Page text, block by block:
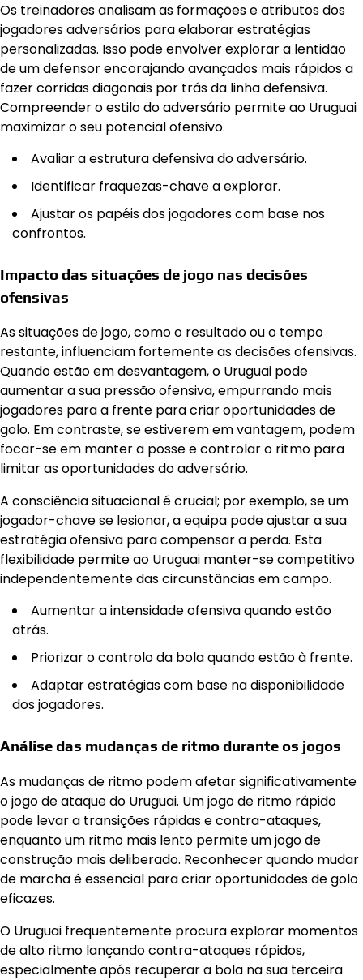
Os treinadores analisam as formações e atributos dos
jogadores adversários para elaborar estratégias
personalizadas. Isso pode envolver explorar a lentidão
de um defensor encorajando avançados mais rápidos a
fazer corridas diagonais por trás da linha defensiva.
Compreender o estilo do adversário permite ao Uruguai
maximizar o seu potencial ofensivo.
Avaliar a estrutura defensiva do adversário.
Identificar fraquezas-chave a explorar.
Ajustar os papéis dos jogadores com base nos
confrontos.
Impacto das situações de jogo nas decisões
ofensivas
As situações de jogo, como o resultado ou o tempo
restante, influenciam fortemente as decisões ofensivas.
Quando estão em desvantagem, o Uruguai pode
aumentar a sua pressão ofensiva, empurrando mais
jogadores para a frente para criar oportunidades de
golo. Em contraste, se estiverem em vantagem, podem
focar-se em manter a posse e controlar o ritmo para
limitar as oportunidades do adversário.
A consciência situacional é crucial; por exemplo, se um
jogador-chave se lesionar, a equipa pode ajustar a sua
estratégia ofensiva para compensar a perda. Esta
flexibilidade permite ao Uruguai manter-se competitivo
independentemente das circunstâncias em campo.
Aumentar a intensidade ofensiva quando estão
atrás.
Priorizar o controlo da bola quando estão à frente.
Adaptar estratégias com base na disponibilidade
dos jogadores.
Análise das mudanças de ritmo durante os jogos
As mudanças de ritmo podem afetar significativamente
o jogo de ataque do Uruguai. Um jogo de ritmo rápido
pode levar a transições rápidas e contra-ataques,
enquanto um ritmo mais lento permite um jogo de
construção mais deliberado. Reconhecer quando mudar
de marcha é essencial para criar oportunidades de golo
eficazes.
O Uruguai frequentemente procura explorar momentos
de alto ritmo lançando contra-ataques rápidos,
especialmente após recuperar a bola na sua terceira